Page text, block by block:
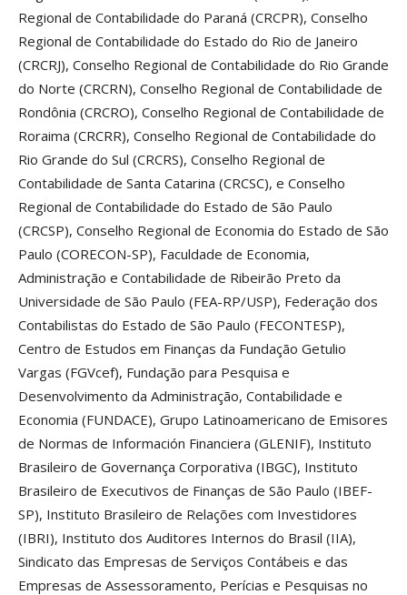
Regional de Contabilidade do Paraná (CRCPR), Conselho
Regional de Contabilidade do Estado do Rio de Janeiro
(CRCRJ), Conselho Regional de Contabilidade do Rio Grande
do Norte (CRCRN), Conselho Regional de Contabilidade de
Rondônia (CRCRO), Conselho Regional de Contabilidade de
Roraima (CRCRR), Conselho Regional de Contabilidade do
Rio Grande do Sul (CRCRS), Conselho Regional de
Contabilidade de Santa Catarina (CRCSC), e Conselho
Regional de Contabilidade do Estado de São Paulo
(CRCSP), Conselho Regional de Economia do Estado de São
Paulo (CORECON-SP), Faculdade de Economia,
Administração e Contabilidade de Ribeirão Preto da
Universidade de São Paulo (FEA-RP/USP), Federação dos
Contabilistas do Estado de São Paulo (FECONTESP),
Centro de Estudos em Finanças da Fundação Getulio
Vargas (FGVcef), Fundação para Pesquisa e
Desenvolvimento da Administração, Contabilidade e
Economia (FUNDACE), Grupo Latinoamericano de Emisores
de Normas de Información Financiera (GLENIF), Instituto
Brasileiro de Governança Corporativa (IBGC), Instituto
Brasileiro de Executivos de Finanças de São Paulo (IBEF-
SP), Instituto Brasileiro de Relações com Investidores
(IBRI), Instituto dos Auditores Internos do Brasil (IIA),
Sindicato das Empresas de Serviços Contábeis e das
Empresas de Assessoramento, Perícias e Pesquisas no